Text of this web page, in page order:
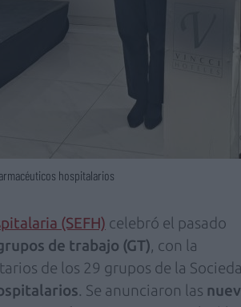
hospitalarios
(SEFH) celebró el pasado
de trabajo (GT), con la
de los 29 grupos de la
. Se anunciaron las